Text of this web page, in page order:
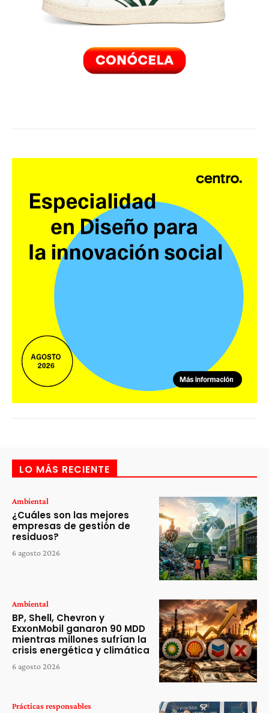
LO MÁS RECIENTE
Ambiental
¿Cuáles son las mejores
empresas de gestión de
residuos?
6 agosto 2026
Ambiental
BP, Shell, Chevron y
ExxonMobil ganaron 90 MDD
mientras millones sufrían la
crisis energética y climática
6 agosto 2026
Prácticas responsables